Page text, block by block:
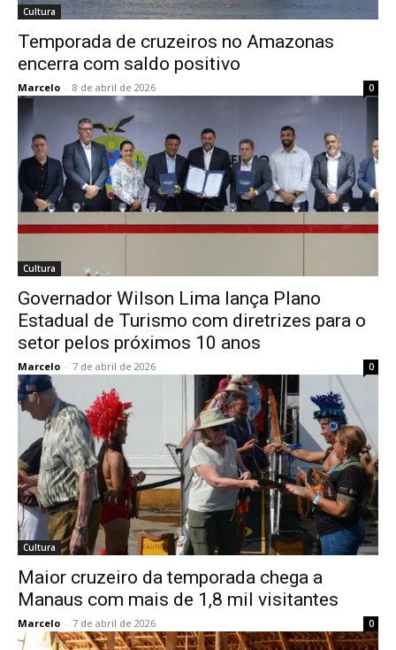
Cultura
Temporada de cruzeiros no Amazonas
encerra com saldo positivo
Marcelo - 8 de abril de 2026 0
Cultura
Governador Wilson Lima lança Plano
Estadual de Turismo com diretrizes para o
setor pelos próximos 10 anos
Marcelo - 7 de abril de 2026 0
Cultura
Maior cruzeiro da temporada chega a
Manaus com mais de 1,8 mil visitantes
Marcelo - 7 de abril de 2026 0